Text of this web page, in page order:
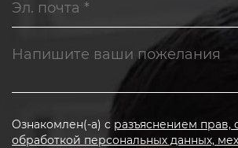
Ознакомлен(-а) с разъяснением прав,
обработкой персональных данных,